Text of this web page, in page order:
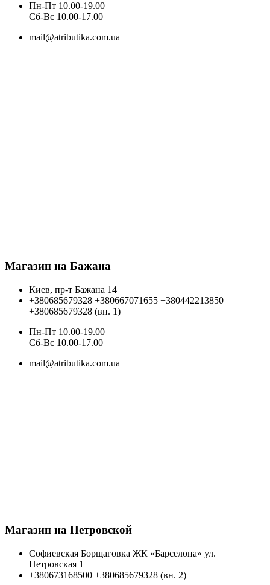
Пн-Пт 10.00-19.00
Cб-Вс 10.00-17.00
mail@atributika.com.ua
Магазин на Бажана
Киев, пр-т Бажана 14
+380685679328 +380667071655 +380442213850
+380685679328 (вн. 1)
Пн-Пт 10.00-19.00
Cб-Вс 10.00-17.00
mail@atributika.com.ua
Магазин на Петровской
Софиевская Борщаговка ЖК «Барселона» ул.
Петровская 1
+380673168500 +380685679328 (вн. 2)